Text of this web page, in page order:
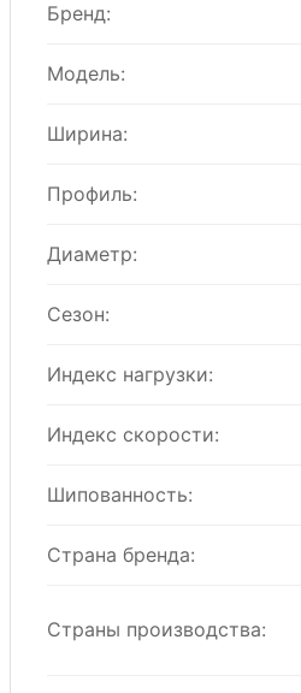
Бренд:
Модель:
Ширина:
Профиль:
Диаметр:
Сезон:
Индекс нагрузки:
Индекс скорости:
Шипованность:
Страна бренда:
Страны производства: